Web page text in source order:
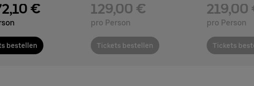
€
bestellen
129,00 €
pro Person
Tickets bestellen
219,00
pro Person
Tickets